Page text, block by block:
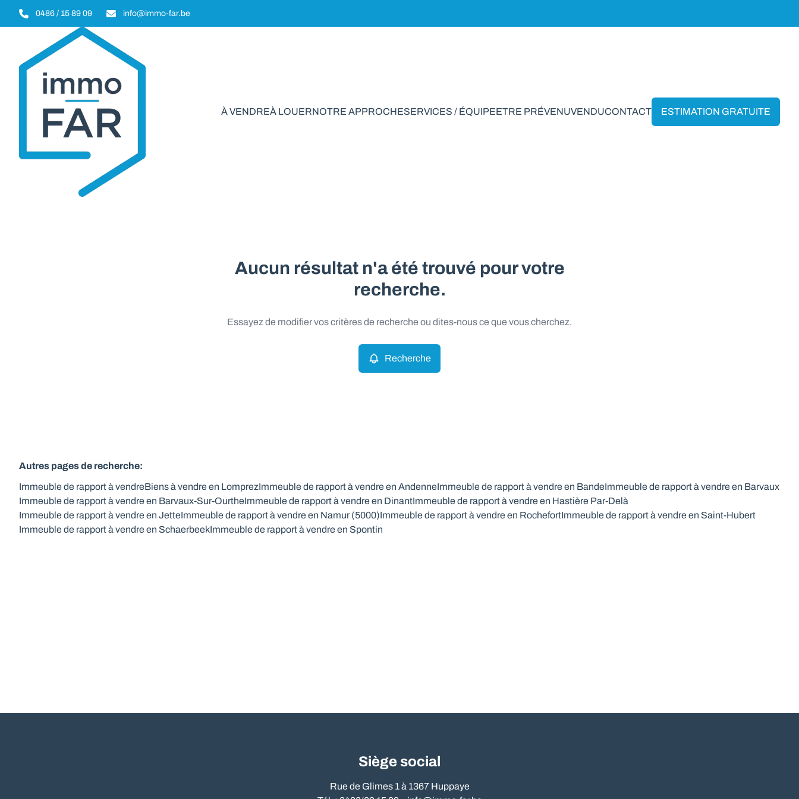
Aller au contenu principal
0486 / 15 89 09 info@immo-far.be
À VENDREÀ LOUERNOTRE APPROCHESERVICES / ÉQUIPEETRE PRÉVENUVENDUCONTACT ESTIMATION GRATUITE
Immeuble de rapport à vendre en Lomprez
Aucun résultat n'a été trouvé pour votre
recherche.
Essayez de modifier vos critères de recherche ou dites-nous ce que vous cherchez.
Recherche
Autres pages de recherche:
Immeuble de rapport à vendreBiens à vendre en LomprezImmeuble de rapport à vendre en AndenneImmeuble de rapport à vendre en BandeImmeuble de rapport à vendre en Barvaux
Immeuble de rapport à vendre en Barvaux-Sur-OurtheImmeuble de rapport à vendre en DinantImmeuble de rapport à vendre en Hastière Par-Delà
Immeuble de rapport à vendre en JetteImmeuble de rapport à vendre en Namur (5000)Immeuble de rapport à vendre en RochefortImmeuble de rapport à vendre en Saint-Hubert
Immeuble de rapport à vendre en SchaerbeekImmeuble de rapport à vendre en Spontin
Siège social
Rue de Glimes 1 à 1367 Huppaye